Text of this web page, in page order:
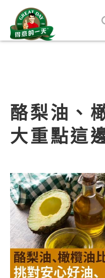
酪梨油、
大重點這